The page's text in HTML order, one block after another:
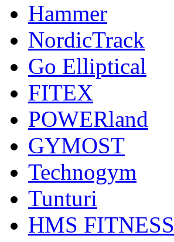
Hammer
NordicTrack
Go Elliptical
FITEX
POWERland
GYMOST
Technogym
Tunturi
HMS FITNESS